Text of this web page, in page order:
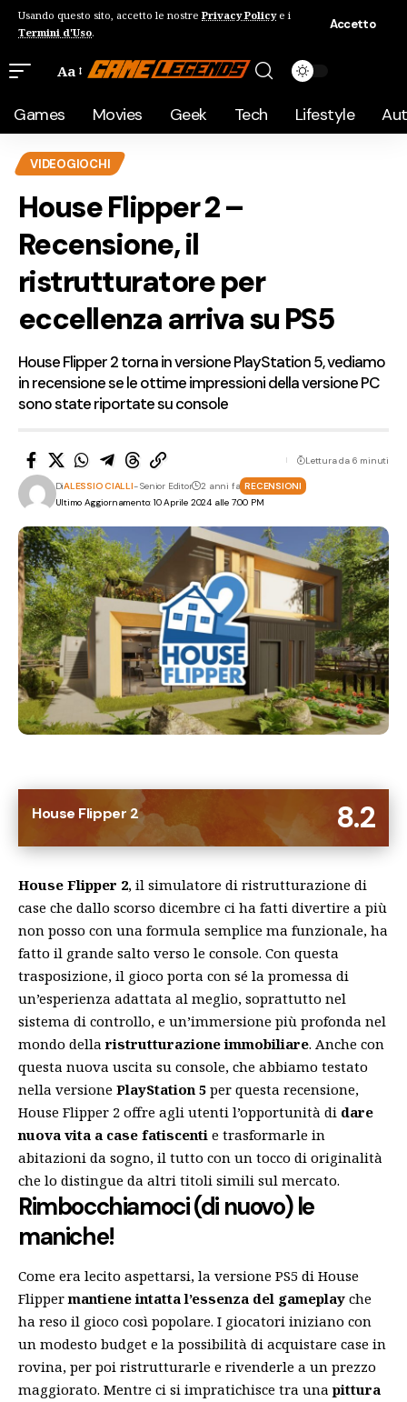
Usando questo sito, accetto le nostre Privacy Policye i
Termini d'Uso.
Accetto
Aa
Games Movies Geek Tech Lifestyle
VIDEOGIOCHI
House Flipper 2 –
Recensione, il
ristrutturatore per
eccellenza arriva su PS5
House Flipper 2 torna in versione PlayStation 5, vediamo
in recensione se le ottime impressioni della versione PC
sono state riportate su console
Ultimo Aggiornamento: 10 Aprile 2024 alle 7:00 PM
DiALESSIO CIALLI- Senior Editor 2 anni fa RECENSIONI
Lettura da 6 minuti
8.2
House Flipper 2
House Flipper 2, il simulatore di ristrutturazione di
case che dallo scorso dicembre ci ha fatti divertire a più
non posso con una formula semplice ma funzionale, ha
fatto il grande salto verso le console. Con questa
trasposizione, il gioco porta con sé la promessa di
un’esperienza adattata al meglio, soprattutto nel
sistema di controllo, e un’immersione più profonda nel
mondo dellaristrutturazione immobiliare. Anche con
questa nuova uscita su console, che abbiamo testato
nella versione PlayStation 5 per questa recensione,
House Flipper 2 offre agli utenti l’opportunità di dare
nuova vita a case fatiscenti e trasformarle in
abitazioni da sogno, il tutto con un tocco di originalità
che lo distingue da altri titoli simili sul mercato.
Rimbocchiamoci (di nuovo) le
maniche!
Come era lecito aspettarsi, la versione PS5 di House
Flippermantiene intatta l’essenza del gameplay che
ha reso il gioco così popolare. I giocatori iniziano con
un modesto budget e la possibilità di acquistare case in
rovina, per poi ristrutturarle e rivenderle a un prezzo
maggiorato. Mentre ci si impratichisce tra unapittura